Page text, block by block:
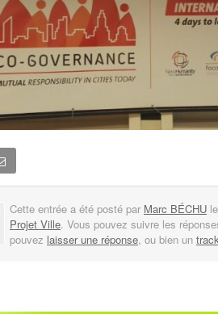
Cette entrée a été posté par Marc BÉCHU
Projet Ville. Vous pouvez suivre les
pouvez laisser une réponse, ou bien un